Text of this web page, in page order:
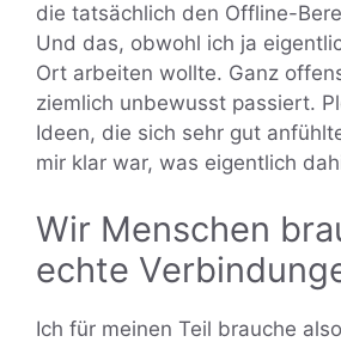
die tatsächlich den Offline-
Und das, obwohl ich ja
Ort arbeiten wollte. Ganz
ziemlich unbewusst passiert.
Ideen, die sich sehr gut
mir klar war, was eigentlich
Wir Menschen
echte
Ich für meinen Teil brauche